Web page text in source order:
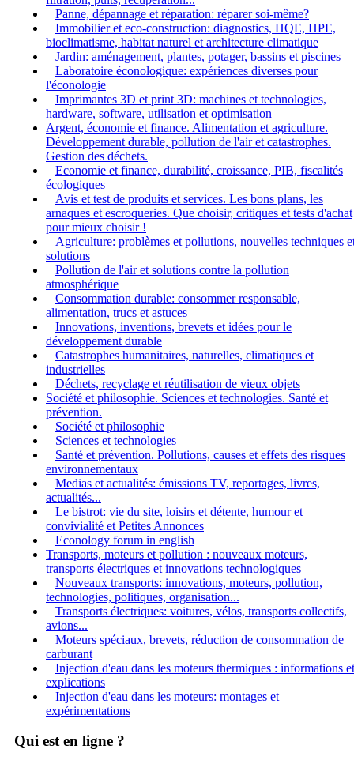
Panne, dépannage et réparation: réparer soi-même?
Immobilier et eco-construction: diagnostics, HQE, HPE,
bioclimatisme, habitat naturel et architecture climatique
Jardin: aménagement, plantes, potager, bassins et piscines
Laboratoire éconologique: expériences diverses pour
l'éconologie
Imprimantes 3D et print 3D: machines et technologies,
hardware, software, utilisation et optimisation
Argent, économie et finance. Alimentation et agriculture.
Développement durable, pollution de l'air et catastrophes.
Gestion des déchets.
Economie et finance, durabilité, croissance, PIB, fiscalités
écologiques
Avis et test de produits et services. Les bons plans, les
arnaques et escroqueries. Que choisir, critiques et tests d'achat
pour mieux choisir !
Agriculture: problèmes et pollutions, nouvelles techniques
solutions
Pollution de l'air et solutions contre la pollution
atmosphérique
Consommation durable: consommer responsable,
alimentation, trucs et astuces
Innovations, inventions, brevets et idées pour le
développement durable
Catastrophes humanitaires, naturelles, climatiques et
industrielles
Déchets, recyclage et réutilisation de vieux objets
Société et philosophie. Sciences et technologies. Santé et
prévention.
Société et philosophie
Sciences et technologies
Santé et prévention. Pollutions, causes et effets des risques
environnementaux
Medias et actualités: émissions TV, reportages, livres,
actualités...
Le bistrot: vie du site, loisirs et détente, humour et
convivialité et Petites Annonces
Econology forum in english
Transports, moteurs et pollution : nouveaux moteurs,
transports électriques et innovations technologiques
Nouveaux transports: innovations, moteurs, pollution,
technologies, politiques, organisation...
Transports électriques: voitures, vélos, transports collectifs,
avions...
Moteurs spéciaux, brevets, réduction de consommation de
carburant
Injection d'eau dans les moteurs thermiques : informations et
explications
Injection d'eau dans les moteurs: montages et
expérimentations
Qui est en ligne ?